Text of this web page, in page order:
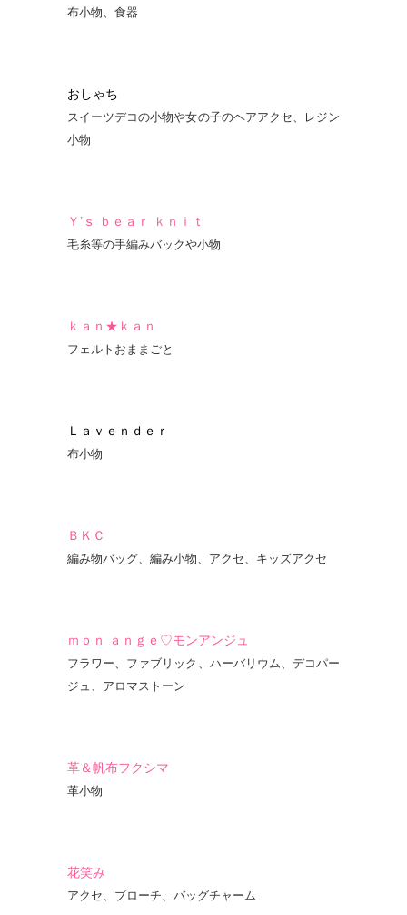
布小物、食器
おしゃち
スイーツデコの小物や女の子のヘアアクセ、レジン
小物
Ｙ’ｓ ｂｅａｒ ｋｎｉｔ
毛糸等の手編みバックや小物
ｋａｎ★ｋａｎ
フェルトおままごと
Ｌａｖｅｎｄｅｒ
布小物
ＢＫＣ
編み物バッグ、編み小物、アクセ、キッズアクセ
ｍｏｎ ａｎｇｅ♡モンアンジュ
フラワー、ファブリック、ハーバリウム、デコパー
ジュ、アロマストーン
革＆帆布フクシマ
革小物
花笑み
アクセ、ブローチ、バッグチャーム